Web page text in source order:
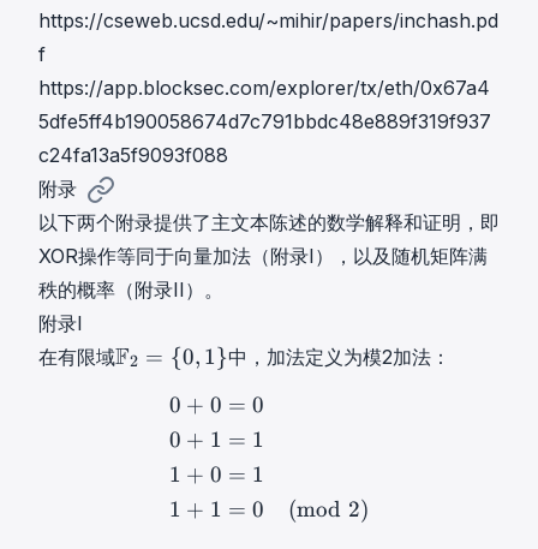
https://cseweb.ucsd.edu/~mihir/papers/inchash.pd
f
https://app.blocksec.com/explorer/tx/eth/0x67a4
5dfe5ff4b190058674d7c791bbdc48e889f319f937
c24fa13a5f9093f088
附录
以下两个附录提供了主文本陈述的数学解释和证明，即
XOR操作等同于向量加法（附录I），以及随机矩阵满
秩的概率（附录II）。
附录I
在有限域F
F2 = {0, 1}中，加法定义为模2加法：
0 + 0
0 + 1
1 + 0
1 + 1
= 0
= 1
= 1
= 0 (mod 2)